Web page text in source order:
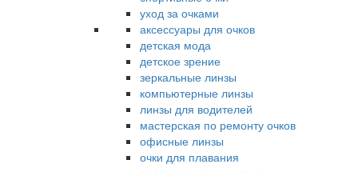
уход за очками
аксессуары для очков
детская мода
детское зрение
зеркальные линзы
компьютерные линзы
линзы для водителей
мастерская по ремонту очков
офисные линзы
очки для плавания